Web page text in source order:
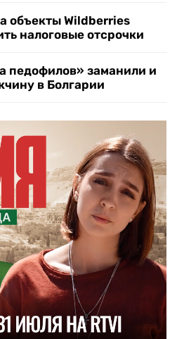
объекты Wildberries
налоговые отсрочки
педофилов» заманили и
в Болгарии